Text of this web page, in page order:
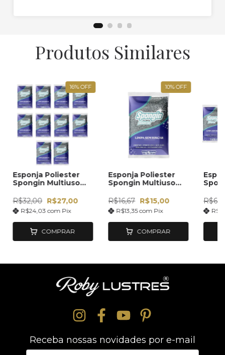
Produtos Similares
16%OFF
Esponja Poliester
Spongin Multiuso
UNIDADES)
R$32,00 R$27,00
R$24,03 com Pix
COMPRAR
10%OFF
Esponja Poliester
Spongin Multiuso
R$16,67 R$15,00
R$13,35com Pix
COMPRAR
Receba nossas novidades por e-mail